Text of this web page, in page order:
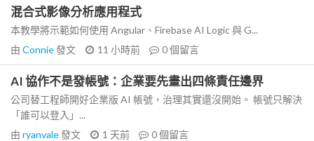
混合式影像分析應用程式
本教學將示範如何使用 Angular、Firebase AI Logic 與 G...
由 Connie發文 11 小時前 0個留言
AI 協作不是發帳號：企業要先畫出四條責任邊界
公司替工程師開好企業版 AI 帳號，治理其實還沒開始。 帳號只解決
「誰可以登入」...
由 ryanvale發文 1 天前 0個留言